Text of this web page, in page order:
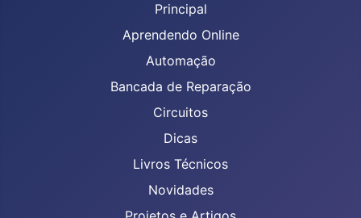
Principal
Aprendendo Online
Automação
Bancada de Reparação
Circuitos
Dicas
Livros Técnicos
Novidades